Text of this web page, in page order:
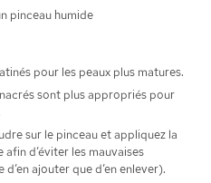
pinceau humide
pour les peaux plus matures.
sont plus appropriés pour
sur le pinceau et appliquez la
d’éviter les mauvaises
ajouter que d’en enlever).